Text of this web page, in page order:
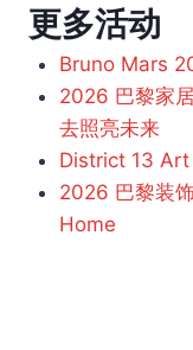
更多活动
Bruno Mars
2026 巴黎家
去照亮未来
District 13 Art
2026 巴黎装
Home